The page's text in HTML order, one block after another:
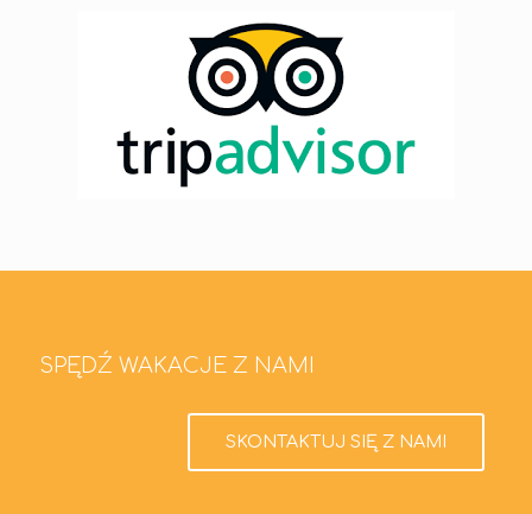
SPĘDŹ WAKACJE Z NAMI
SKONTAKTUJ SIĘ Z NAMI